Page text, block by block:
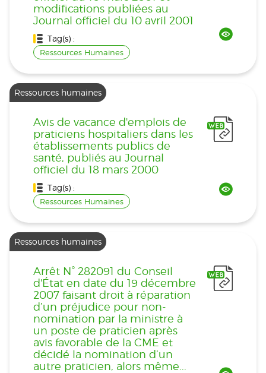
modifications publiées au
Journal officiel du 10 avril 2001
Tag(s) :
Ressources Humaines
Ressources humaines
Avis de vacance d'emplois de
praticiens hospitaliers dans les
établissements publics de
santé, publiés au Journal
officiel du 18 mars 2000
Tag(s) :
Ressources Humaines
Ressources humaines
Arrêt N° 282091 du Conseil
d'État en date du 19 décembre
2007 faisant droit à réparation
d’un préjudice pour non-
nomination par la ministre à
un poste de praticien après
avis favorable de la CME et
décidé la nomination d’un
autre praticien, alors même...